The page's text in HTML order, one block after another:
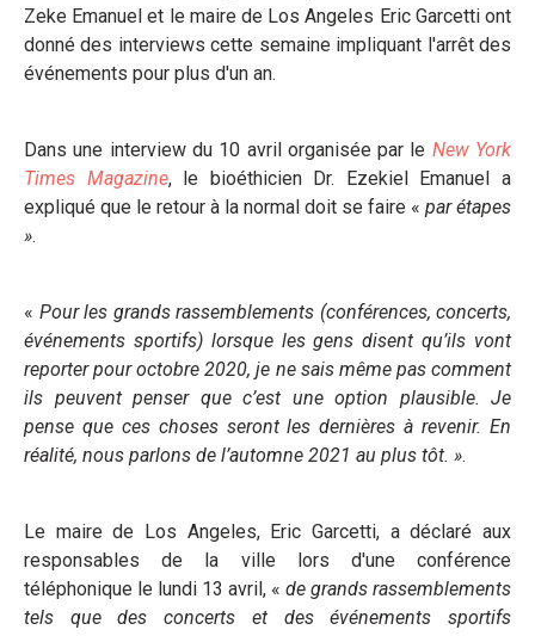
Zeke Emanuel et le maire de Los Angeles Eric Garcetti ont
donné des interviews cette semaine impliquant l'arrêt des
événements pour plus d'un an.
Dans une interview du 10 avril organisée par le New York
Times Magazine, le bioéthicien Dr. Ezekiel Emanuel a
expliqué que le retour à la normal doit se faire « par étapes
».
« Pour les grands rassemblements (conférences, concerts,
événements sportifs) lorsque les gens disent qu’ils vont
reporter pour octobre 2020, je ne sais même pas comment
ils peuvent penser que c’est une option plausible. Je
pense que ces choses seront les dernières à revenir. En
réalité, nous parlons de l’automne 2021 au plus tôt. ».
Le maire de Los Angeles, Eric Garcetti, a déclaré aux
responsables de la ville lors d'une conférence
téléphonique le lundi 13 avril, « de grands rassemblements
tels que des concerts et des événements sportifs